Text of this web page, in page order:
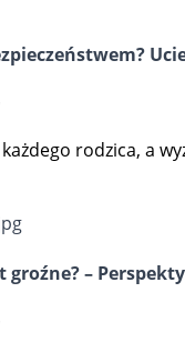
rodzica, a
groźne? –